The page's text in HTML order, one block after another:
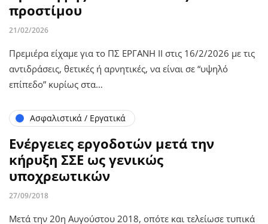
προστίμου
21/02/2026
Πρεμιέρα είχαμε για το ΠΣ ΕΡΓΑΝΗ ΙΙ στις 16/2/2026 με τις
αντιδράσεις, θετικές ή αρνητικές, να είναι σε “υψηλό
επίπεδο” κυρίως στα…
Ασφαλιστικά / Εργατικά
Ενέργειες εργοδοτών μετά την
κήρυξη ΣΣΕ ως γενικώς
υποχρεωτικών
27/09/2018
Μετά την 20η Αυγούστου 2018, οπότε και τελείωσε τυπικά